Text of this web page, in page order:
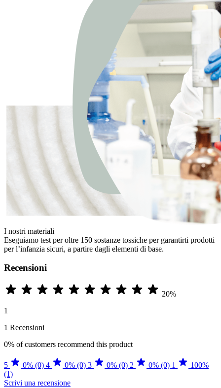
I nostri materiali
Eseguiamo test per oltre 150 sostanze tossiche per garantirti prodotti
per l’infanzia sicuri, a partire dagli elementi di base.
Recensioni
20%
1
1 Recensioni
0% of customers recommend this product
5 0% (0) 4 0% (0) 3 0% (0) 2 0% (0) 1
100%
(1)
Scrivi una recensione